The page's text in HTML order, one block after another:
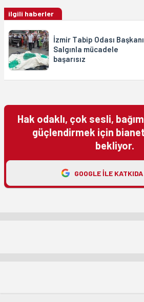
ilgili haberler
İzmir Tabip Odası
Salgınla mücadele
başarısız
Hak odaklı, çok sesli,
güçlendirmek için
bekliyor.
GOOGLE ILE